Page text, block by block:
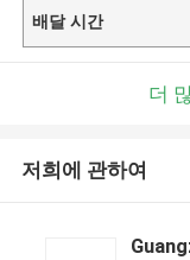
배달 시간
더
저희에 관하여